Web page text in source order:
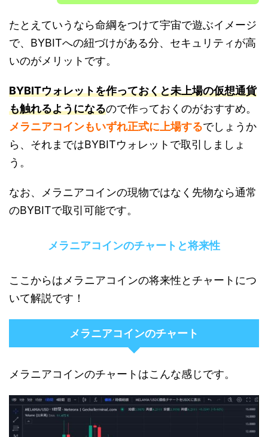
たとえていうなら命綱をつけて宇宙で遊ぶイメージ
で、BYBITへの紐づけがある分、セキュリティが高
いのがメリットです。
BYBITウォレットを作っておくと未上場の仮想通貨
も触れるようになるので作っておくのがおすすめ。
メラニアコインもいずれ正式に上場するでしょうか
ら、それまではBYBITウォレットで取引しましょ
う。
なお、メラニアコインの現物ではなく先物なら通常
のBYBITで取引可能です。
メラニアコインのチャートと将来性
ここからはメラニアコインの将来性とチャートにつ
いて解説です！
メラニアコインのチャート
メラニアコインのチャートはこんな感じです。